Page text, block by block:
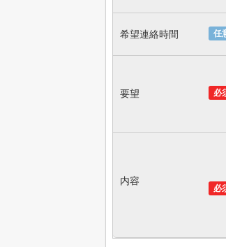
任
希望連絡時間
必
要望
必
内容